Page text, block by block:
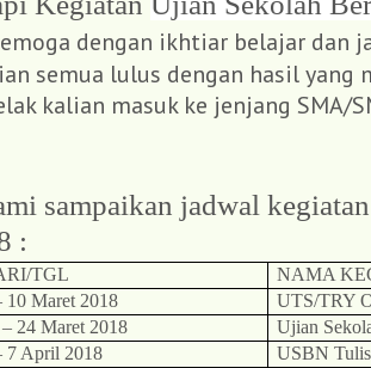
dengan ikhtiar belajar dan
semua lulus dengan hasil yang
kalian masuk ke jenjang SMA/
sampaikan jadwal
:
TGL
NAMA
10 Maret 2018
UTS/TRY
24 Maret 2018
Ujian
7 April 2018
USBN